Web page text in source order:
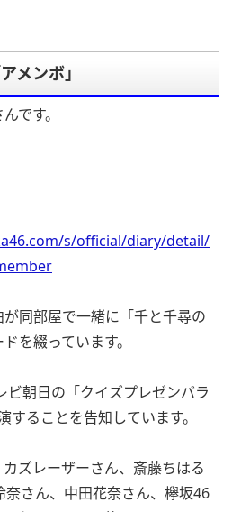
メンボ」
です。
s/official/diary/detail/
同部屋で一緒に「千と千尋の
を綴っています。
ビ朝日の「クイズプレゼンバラ
することを告知しています。
ズレーザーさん、斎藤ちはる
奈さん、中田花奈さん、欅坂46